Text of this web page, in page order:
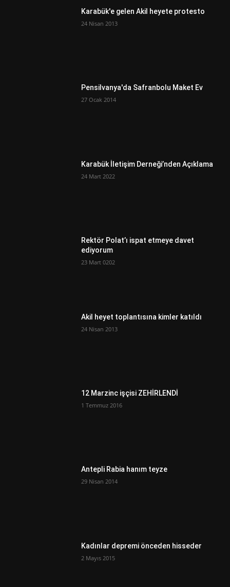
Karabük'e gelen Akil heyete protesto
24 Nisan 2013
Pensilvanya'da Safranbolu Maket Ev
27 Ocak 2014
Karabük İletişim Derneği’nden Açıklama
24 Mart 2022
Rektör Polat’ı ispat etmeye davet
ediyorum
23 Mart 0202
Akil heyet toplantısına kimler katıldı
24 Nisan 2013
12 Marzinc işçisi ZEHİRLENDİ
1 Temmuz 2016
Antepli Rabia hanım teyze
29 Nisan 2014
Kadınlar depremi önceden hisseder
2 Mayıs 2015